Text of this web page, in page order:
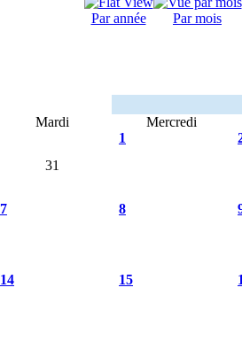
Par année Par mois
Mardi
Mercredi
31
1
7 8
14 15